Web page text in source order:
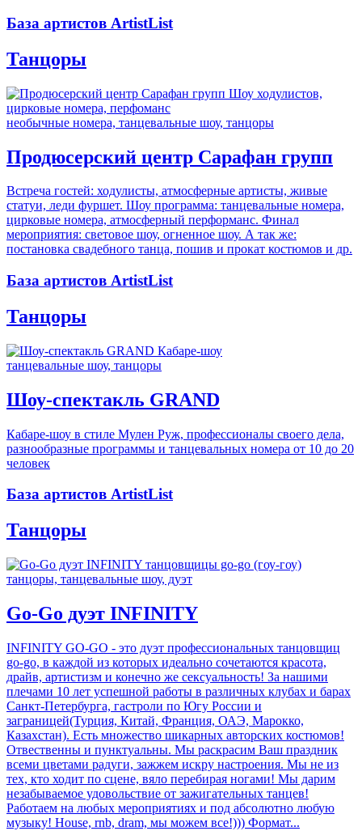
База артистов ArtistList
Танцоры
необычные номера, танцевальные шоу, танцоры
Продюсерский центр Сарафан групп
Встреча гостей: ходулисты, атмосферные артисты, живые
статуи, леди фуршет. Шоу программа: танцевальные номера,
цирковые номера, атмосферный перформанс. Финал
мероприятия: световое шоу, огненное шоу. А так же:
постановка свадебного танца, пошив и прокат костюмов и др.
База артистов ArtistList
Танцоры
танцевальные шоу, танцоры
Шоу-спектакль GRAND
Кабаре-шоу в стиле Мулен Руж, профессионалы своего дела,
разнообразные программы и танцевальных номера от 10 до 20
человек
База артистов ArtistList
Танцоры
танцоры, танцевальные шоу, дуэт
Go-Go дуэт INFINITY
INFINITY GO-GO - это дуэт профессиональных танцовщиц
go-go, в каждой из которых идеально сочетаются красота,
драйв, артистизм и конечно же сексуальность! За нашими
плечами 10 лет успешной работы в различных клубах и барах
Санкт-Петербурга, гастроли по Югу России и
заграницей(Турция, Китай, Франция, ОАЭ, Марокко,
Казахстан). Есть множество шикарных авторских костюмов!
Отвественны и пунктуальны. Мы раскрасим Ваш праздник
всеми цветами радуги, зажжем искру настроения. Мы не из
тех, кто ходит по сцене, вяло перебирая ногами! Мы дарим
незабываемое удовольствие от зажигательных танцев!
Работаем на любых мероприятиях и под абсолютно любую
музыку! House, rnb, dram, мы можем все!))) Формат...